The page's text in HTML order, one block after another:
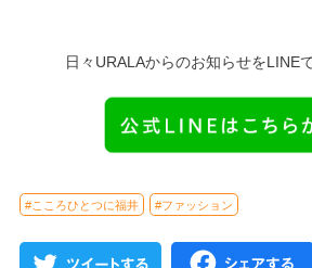
日々URALAからのお知らせをLINE
#こころひとつに福井 #ファッション